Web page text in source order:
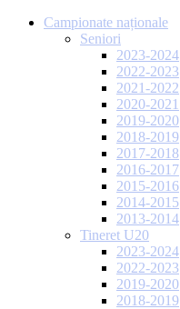
Campionate naționale
Seniori
2023-2024
2022-2023
2021-2022
2020-2021
2019-2020
2018-2019
2017-2018
2016-2017
2015-2016
2014-2015
2013-2014
Tineret U20
2023-2024
2022-2023
2019-2020
2018-2019